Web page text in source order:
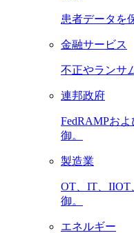
患者データを
金融サービス
不正やランサ
連邦政府
FedRAMPお
御。
製造業
OT、IT、IIOT
御。
エネルギー